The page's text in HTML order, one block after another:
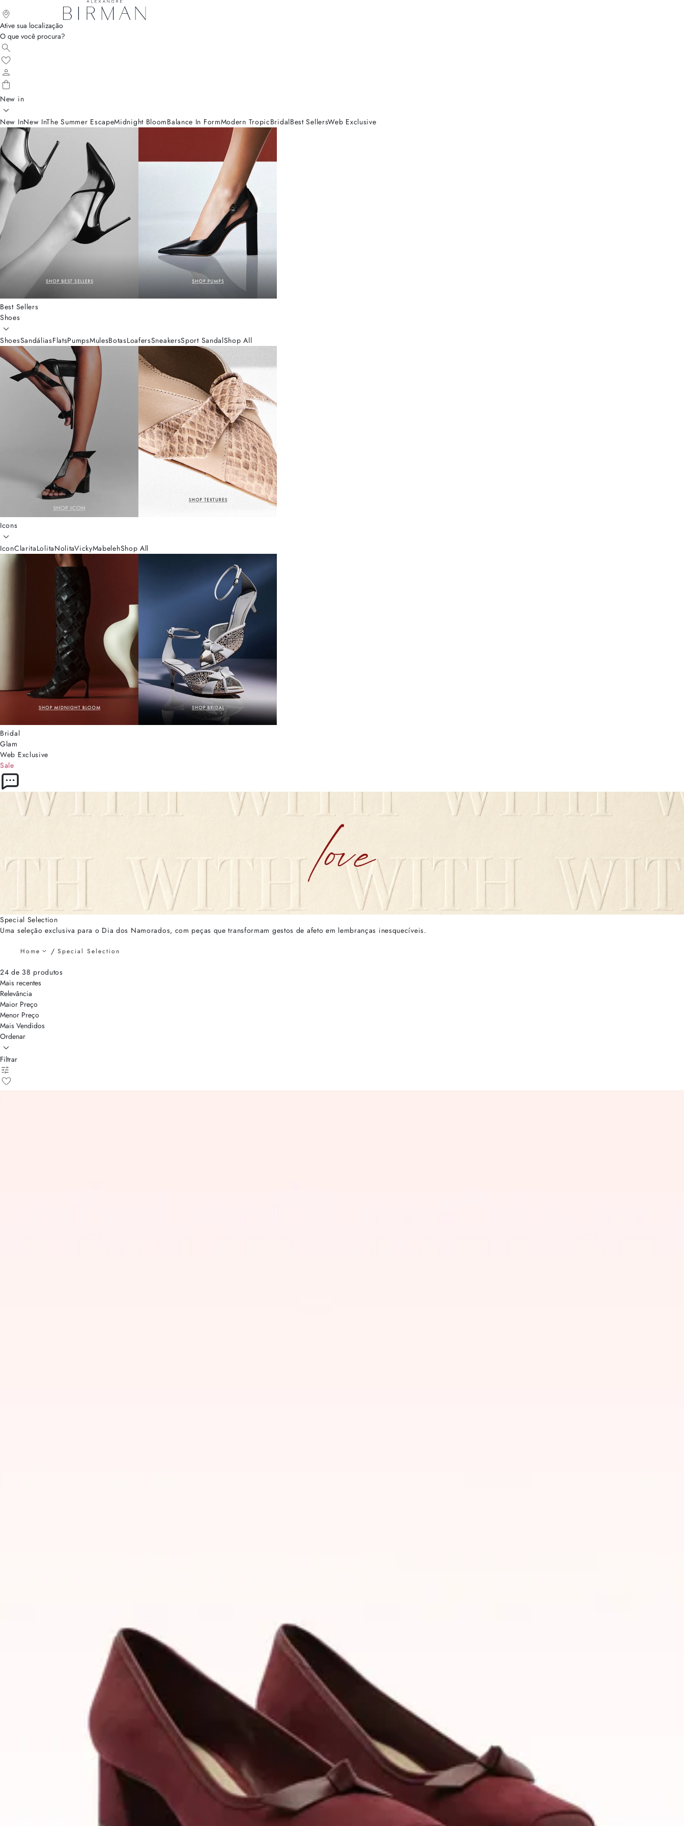
Ative sua localização
O que você procura?
New in
New InNew InThe Summer EscapeMidnight BloomBalance In FormModern TropicBridalBest SellersWeb Exclusive
Best Sellers
Shoes
ShoesSandáliasFlatsPumpsMulesBotasLoafersSneakersSport SandalShop All
Icons
IconClaritaLolitaNolitaVickyMabelehShop All
Bridal
Glam
Web Exclusive
Sale
Special Selection
Uma seleção exclusiva para o Dia dos Namorados, com peças que transformam gestos de afeto em lembranças inesquecíveis.
Home Special Selection
24 de 38 produtos
Mais recentes
Relevância
Maior Preço
Menor Preço
Mais Vendidos
Ordenar
Filtrar